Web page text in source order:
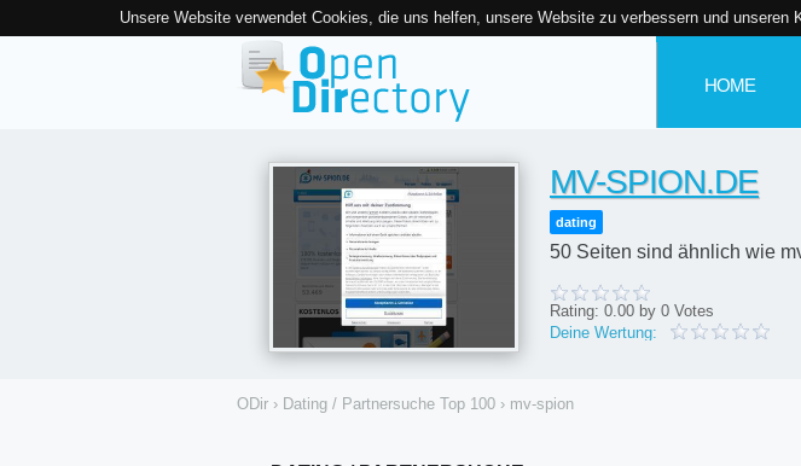
Unsere Website verwendet Cookies, die uns helfen, unsere Website zu verbessern und unseren
HOME
MV-SPION.DE
dating
50 Seiten sind ähnlich wie
Rating: 0.00 by 0 Votes
Deine Wertung:
ODir › Dating / Partnersuche Top 100 › mv-spion